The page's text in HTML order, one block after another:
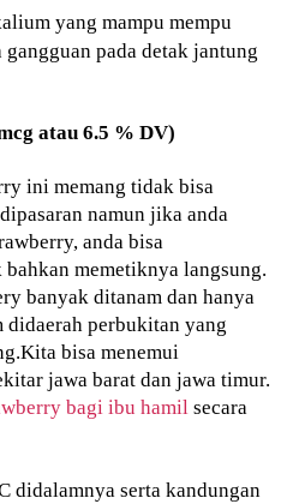
yang mampu mempu
pada detak jantung
atau 6.5 % DV)
ini memang tidak bisa
namun jika anda
anda bisa
memetiknya langsung.
banyak ditanam dan hanya
perbukitan yang
bisa menemui
jawa barat dan jawa timur.
bagi ibu hamilsecara
didalamnya serta kandungan